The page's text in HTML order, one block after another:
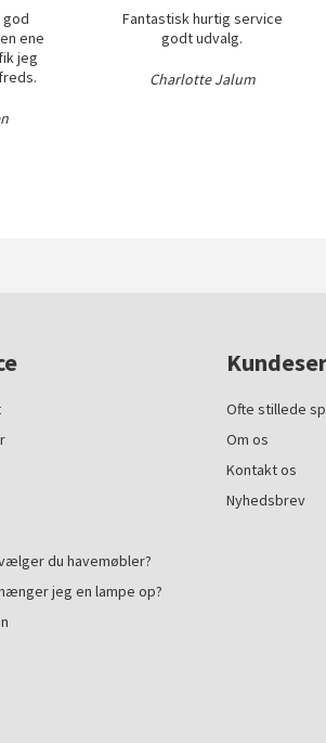
god
ene
jeg
Fantastisk hurtig service
godt udvalg.
Charlotte Jalum
du havemøbler?
jeg en lampe op?
Ofte stillede
Om os
Kontakt os
Nyhedsbrev